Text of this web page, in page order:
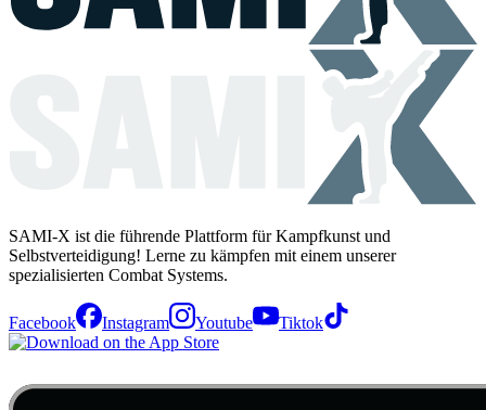
SAMI-X ist die führende Plattform für Kampfkunst und
Selbstverteidigung! Lerne zu kämpfen mit einem unserer
spezialisierten Combat Systems.
Facebook Instagram Youtube Tiktok